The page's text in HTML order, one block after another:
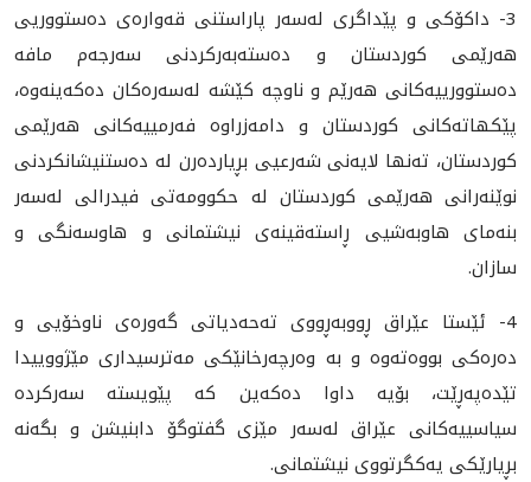
3- داكۆكى و پێداگرى له‌سه‌ر پاراستنى قه‌واره‌ى ده‌ستووريى
هه‌رێمى كوردستان و ده‌سته‌به‌ركردنى سه‌رجه‌م مافه‌
ده‌ستوورييه‌كانى هه‌رێم و ناوچه‌ كێشه‌ له‌سه‌ره‌كان ده‌كه‌ينه‌وه‌‌،
پێكهاته‌كانى كوردستان و دامه‌زراوه‌ فه‌رمييه‌كانى هه‌رێمى
كوردستان، ته‌نها لايه‌نى شه‌رعيى بڕيارده‌رن له‌ ده‌ستنيشانكردنى
نوێنه‌رانى هه‌رێمى كوردستان له‌ حكوومه‌تى فيدرالى له‌سه‌ر
بنه‌ماى هاوبه‌شيى ڕاسته‌قينه‌ى نيشتمانى و هاوسه‌نگى و
سازان.
4- ئێستا عێراق ڕووبه‌ڕووى ته‌حه‌دياتى گه‌وره‌ى ناوخۆيى و
ده‌ره‌كى بووه‌ته‌وه‌ و به‌ وه‌رچه‌رخانێكى مه‌ترسيدارى مێژووييدا
تێده‌په‌ڕێت، بۆيه‌ داوا ده‌كه‌ين كه‌ پێويسته‌ سه‌ركرده‌
سياسييه‌كانى عێراق له‌سه‌ر مێزى گفتوگۆ دابنيشن و بگه‌نه‌
بڕيارێكى يه‌كگرتووى نيشتمانى.